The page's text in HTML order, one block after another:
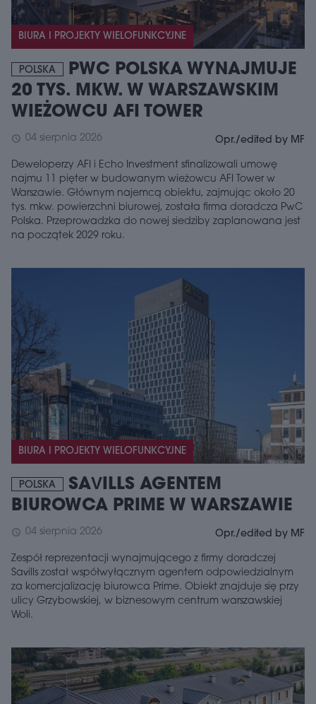
BIURA I PROJEKTY WIELOFUNKCYJNE
POLSKA
PWC POLSKA WYNAJMUJE
20 TYS. MKW. W WARSZAWSKIM
WIEŻOWCU AFI TOWER
schedule 04 sierpnia 2026 Opr./edited by MF
Deweloperzy AFI i Echo Investment sfinalizowali umowę
najmu 11 pięter w budowanym wieżowcu AFI Tower w
Warszawie. Głównym najemcą obiektu, zajmując około 20
tys. mkw. powierzchni biurowej, została firma doradcza PwC
Polska. Przeprowadzka do nowej siedziby zaplanowana jest
na początek 2029 roku.
BIURA I PROJEKTY WIELOFUNKCYJNE
POLSKA
SAVILLS AGENTEM
BIUROWCA PRIME W WARSZAWIE
schedule 04 sierpnia 2026 Opr./edited by MF
Zespół reprezentacji wynajmującego z firmy doradczej
Savills został współwyłącznym agentem odpowiedzialnym
za komercjalizację biurowca Prime. Obiekt znajduje się przy
ulicy Grzybowskiej, w biznesowym centrum warszawskiej
Woli.